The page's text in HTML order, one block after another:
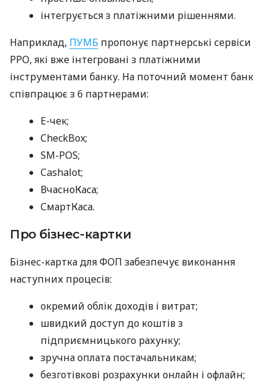
інтегрується з платіжними рішеннями.
Наприклад, ПУМБ пропонує партнерські сервіси
РРО, які вже інтегровані з платіжними
інструментами банку. На поточний момент банк
співпрацює з 6 партнерами:
E-чек;
CheckBox;
SM-POS;
Cashalot;
ВчасноКаса;
СмартКаса.
Про бізнес-картки
Бізнес-картка для ФОП забезпечує виконання
наступних процесів:
окремий облік доходів і витрат;
швидкий доступ до коштів з
підприємницького рахунку;
зручна оплата постачальникам;
безготівкові розрахунки онлайн і офлайн;